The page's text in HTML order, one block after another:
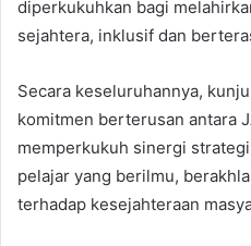
diperkukuhkan bagi
sejahtera, inklusif dan
Secara keseluruhannya,
komitmen berterusan antara
memperkukuh sinergi
pelajar yang berilmu,
terhadap kesejahteraan